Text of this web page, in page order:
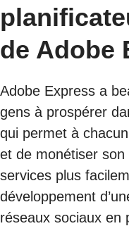
de Adobe
Adobe Express a
gens à prospérer
qui permet à
et de monétiser
services plus
développement
réseaux sociaux en